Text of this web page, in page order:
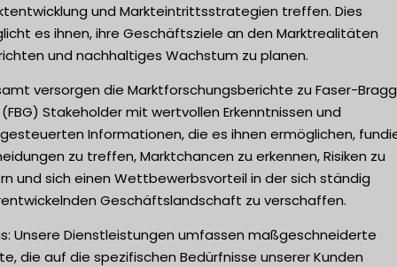
und Markteintrittsstrategien treffen. Dies
es ihnen, ihre Geschäftsziele an den Marktrealitäten
und nachhaltiges Wachstum zu planen.
versorgen die Marktforschungsberichte zu Faser-
Stakeholder mit wertvollen Erkenntnissen und
Informationen, die es ihnen ermöglichen,
zu treffen, Marktchancen zu erkennen, Risiken zu
und sich einen Wettbewerbsvorteil in der sich ständig
Geschäftslandschaft zu verschaffen.
Unsere Dienstleistungen umfassen maßgeschneiderte
die auf die spezifischen Bedürfnisse unserer Kunden